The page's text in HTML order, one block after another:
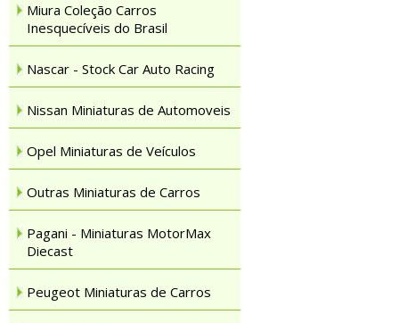
Miura Coleção Carros
Inesquecíveis do Brasil
Nascar - Stock Car Auto Racing
Nissan Miniaturas de Automoveis
Opel Miniaturas de Veículos
Outras Miniaturas de Carros
Pagani - Miniaturas MotorMax
Diecast
Peugeot Miniaturas de Carros